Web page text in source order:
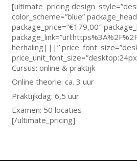
[ultimate_pricing
color_scheme=”blue”
package_price=”€179,00″
herhaling|||”
Cursus: online & praktijk
Online theorie: ca. 3 uur
Praktijkdag: 6,5 uur
Examen: 50 locaties
[/ultimate_pricing]